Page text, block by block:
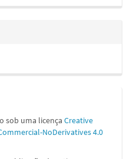
sob uma licença Creative
NoDerivatives 4.0